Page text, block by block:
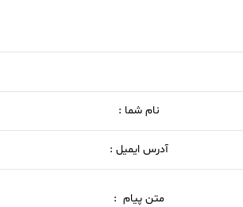
نام شما :
آدرس ایمیل :
متن پیام :